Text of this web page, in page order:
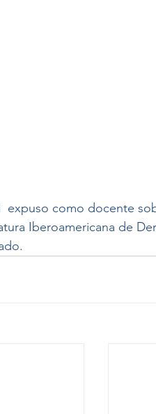
expuso como docente
Iberoamericana de